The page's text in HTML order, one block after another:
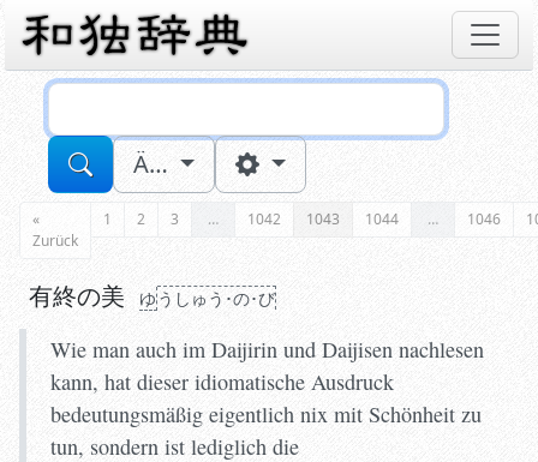
Ä…
«
Zurück
1 2 3 … 1042 1043 1044 … 1046
有終の美 ゆ うしゅう･の･び
Wie man auch im Daijirin und Daijisen nachlesen
kann, hat dieser idiomatische Ausdruck
bedeutungsmäßig eigentlich nix mit Schönheit zu
tun, sondern ist lediglich die